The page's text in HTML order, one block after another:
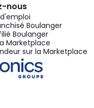
nous
Boulanger
Boulanger
Marketplace
sur la Marketplace